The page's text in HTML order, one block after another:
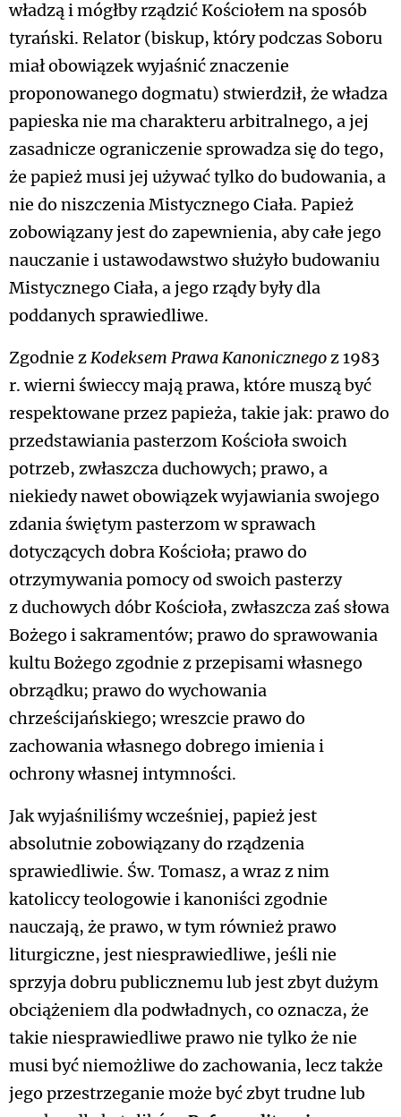
władzą i mógłby rządzić Kościołem na sposób
tyrański. Relator (biskup, który podczas Soboru
miał obowiązek wyjaśnić znaczenie
proponowanego dogmatu) stwierdził, że władza
papieska nie ma charakteru arbitralnego, a jej
zasadnicze ograniczenie sprowadza się do tego,
że papież musi jej używać tylko do budowania, a
nie do niszczenia Mistycznego Ciała. Papież
zobowiązany jest do zapewnienia, aby całe jego
nauczanie i ustawodawstwo służyło budowaniu
Mistycznego Ciała, a jego rządy były dla
poddanych sprawiedliwe.
Zgodnie zKodeksem Prawa Kanonicznegoz 1983
r. wierni świeccy mają prawa, które muszą być
respektowane przez papieża, takie jak: prawo do
przedstawiania pasterzom Kościoła swoich
potrzeb, zwłaszcza duchowych; prawo, a
niekiedy nawet obowiązek wyjawiania swojego
zdania świętym pasterzom w sprawach
dotyczących dobra Kościoła; prawo do
otrzymywania pomocy od swoich pasterzy
z duchowych dóbr Kościoła, zwłaszcza zaś słowa
Bożego i sakramentów; prawo do sprawowania
kultu Bożego zgodnie z przepisami własnego
obrządku; prawo do wychowania
chrześcijańskiego; wreszcie prawo do
zachowania własnego dobrego imienia i
ochrony własnej intymności.
Jak wyjaśniliśmy wcześniej, papież jest
absolutnie zobowiązany do rządzenia
sprawiedliwie. Św. Tomasz, a wraz z nim
katoliccy teologowie i kanoniści zgodnie
nauczają, że prawo, w tym również prawo
liturgiczne, jest niesprawiedliwe, jeśli nie
sprzyja dobru publicznemu lub jest zbyt dużym
obciążeniem dla podwładnych, co oznacza, że
takie niesprawiedliwe prawo nie tylko że nie
musi być niemożliwe do zachowania, lecz także
jego przestrzeganie może być zbyt trudne lub